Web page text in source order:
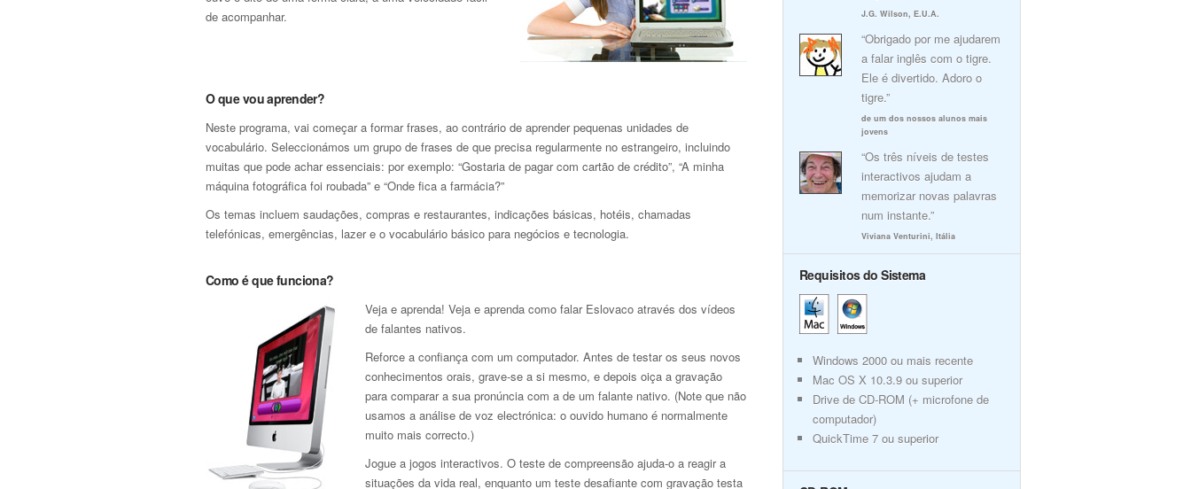
de acompanhar.
O que vou aprender?
Neste programa, vai começar a formar frases, ao contrário de aprender pequenas unidades de
vocabulário. Seleccionámos um grupo de frases de que precisa regularmente no estrangeiro, incluindo
muitas que pode achar essenciais: por exemplo: “Gostaria de pagar com cartão de crédito”, “A minha
máquina fotográfica foi roubada” e “Onde fica a farmácia?”
Os temas incluem saudações, compras e restaurantes, indicações básicas, hotéis, chamadas
telefónicas, emergências, lazer e o vocabulário básico para negócios e tecnologia.
Como é que funciona?
Veja e aprenda! Veja e aprenda como falar Eslovaco através dos vídeos
de falantes nativos.
Reforce a confiança com um computador. Antes de testar os seus novos
conhecimentos orais, grave-se a si mesmo, e depois oiça a gravação
para comparar a sua pronúncia com a de um falante nativo. (Note que não
usamos a análise de voz electrónica: o ouvido humano é normalmente
muito mais correcto.)
Jogue a jogos interactivos. O teste de compreensão ajuda-o a reagir a
situações da vida real, enquanto um teste desafiante com gravação testa
J.G. Wilson, E.U.A.
“Obrigado por me ajudarem
a falar inglês com o tigre.
Ele é divertido. Adoro o
tigre.”
de um dos nossos alunos mais
jovens
“Os três níveis de testes
interactivos ajudam a
memorizar novas palavras
num instante.”
Viviana Venturini, Itália
Requisitos do Sistema
Windows 2000 ou mais recente
Mac OS X 10.3.9 ou superior
Drive de CD-ROM (+ microfone de
computador)
QuickTime 7 ou superior